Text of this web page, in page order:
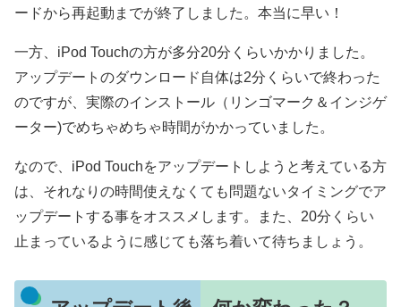
ードから再起動までが終了しました。本当に早い！
一方、iPod Touchの方が多分20分くらいかかりました。
アップデートのダウンロード自体は2分くらいで終わった
のですが、実際のインストール（リンゴマーク＆インジゲ
ーター)でめちゃめちゃ時間がかかっていました。
なので、iPod Touchをアップデートしようと考えている方
は、それなりの時間使えなくても問題ないタイミングでア
ップデートする事をオススメします。また、20分くらい
止まっているように感じても落ち着いて待ちましょう。